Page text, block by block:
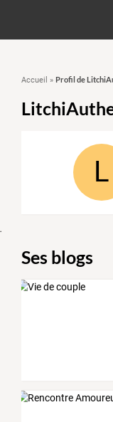
Accueil » Profil de
L
Ses blogs